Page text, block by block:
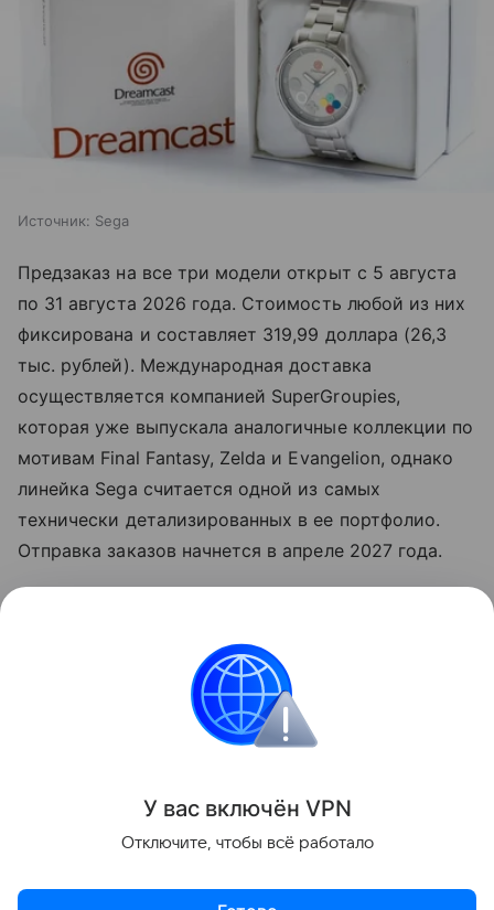
Источник: Sega
Предзаказ на все три модели открыт с 5 августа
по 31 августа 2026 года. Стоимость любой из них
фиксирована и составляет 319,99 доллара (26,3
тыс. рублей). Международная доставка
осуществляется компанией SuperGroupies,
которая уже выпускала аналогичные коллекции по
мотивам Final Fantasy, Zelda и Evangelion, однако
линейка Sega считается одной из самых
технически детализированных в ее портфолио.
Отправка заказов начнется в апреле 2027 года.
клавиатур
Поделиться
У вас включён VPN
Отключите, чтобы всё работало